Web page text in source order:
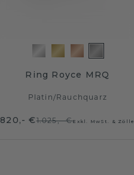
Ring Royce MRQ
Platin /Rauchquarz
820,- €1.025,- €Exkl. MwSt. & Zölle